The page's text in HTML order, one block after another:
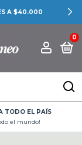
A $40.000
0
TODO EL PAÍS
el mundo!